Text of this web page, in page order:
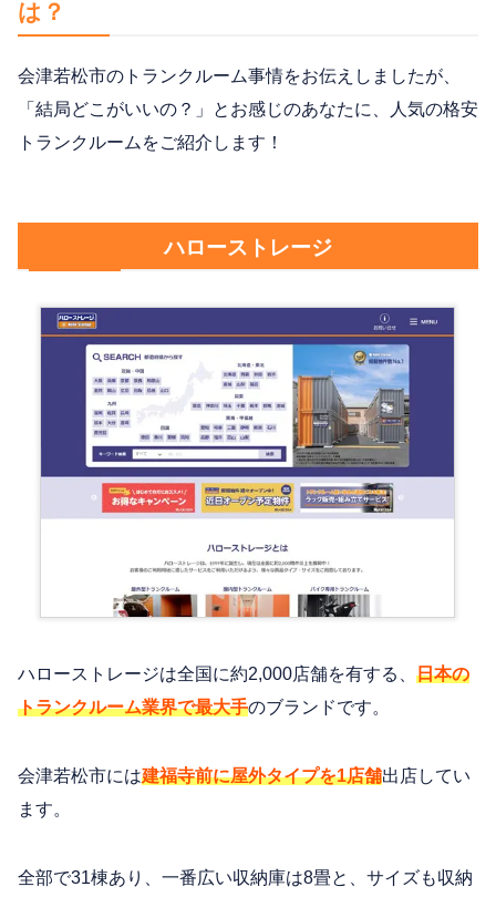
は？
会津若松市のトランクルーム事情をお伝えしましたが、
「結局どこがいいの？」とお感じのあなたに、人気の格安
トランクルームをご紹介します！
ハローストレージ
ハローストレージは全国に約2,000店舗を有する、 日本の
トランクルーム業界で最大手のブランドです。
会津若松市には建福寺前に屋外タイプを1店舗出店してい
ます。
全部で31棟あり、一番広い収納庫は8畳と、サイズも収納